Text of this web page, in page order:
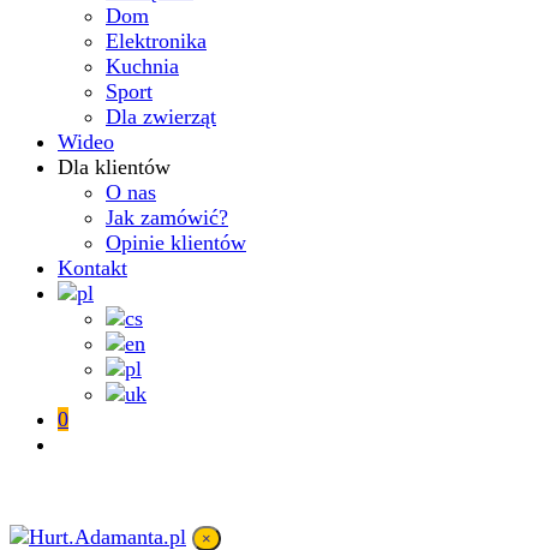
Dom
Elektronika
Kuchnia
Sport
Dla zwierząt
Wideo
Dla klientów
O nas
Jak zamówić?
Opinie klientów
Kontakt
0
×